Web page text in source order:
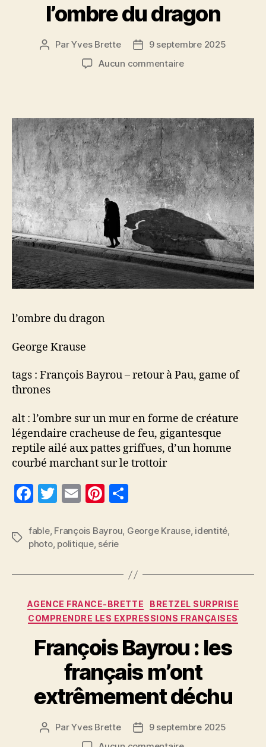
l’ombre du dragon
Auteur
ParYves Brette
Date9 septembre 2025
Aucun commentairesur
l’ombre du dragon
George Krause
tags : François Bayrou – retour à Pau, game of
thrones
alt : l’ombre sur un mur en forme de créature
légendaire cracheuse de feu, gigantesque
reptile ailé aux pattes griffues, d’un homme
courbé marchant sur le trottoir
F
c
e
b
o
k
T
itt
er
E
ai
l
Pi
er
es
t
rt
g
Étiquettes
fable, François Bayrou, George Krause, identité,
photo, politique, série
Catégories
AGENCE FRANCE-BRETTE
BRETZEL SURPRISE
COMPRENDRE LES EXPRESSIONS FRANÇAISES
François Bayrou : les
français m’ont
extrêmement déchu
Auteur
ParYves Brette
Date9 septembre 2025